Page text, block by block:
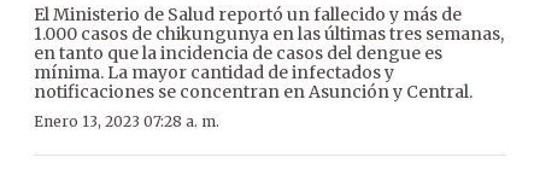
El Ministerio de Salud reportó un fallecido y más de
1.000 casos de chikungunya en las últimas tres semanas,
en tanto que la incidencia de casos del dengue es
mínima. La mayor cantidad de infectados y
notificaciones se concentran en Asunción y Central.
Enero 13, 2023 07:28 a. m.